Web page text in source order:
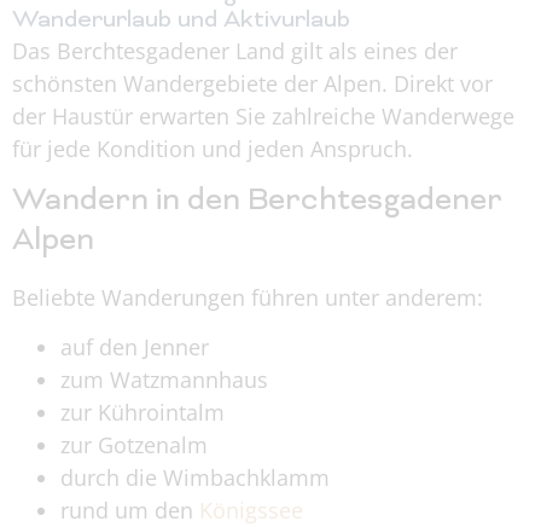
Wanderurlaub und Aktivurlaub
Das Berchtesgadener Land gilt als eines der
schönsten Wandergebiete der Alpen. Direkt vor
der Haustür erwarten Sie zahlreiche Wanderwege
für jede Kondition und jeden Anspruch.
Wandern in den Berchtesgadener
Alpen
Beliebte Wanderungen führen unter anderem:
auf den Jenner
zum Watzmannhaus
zur Kührointalm
zur Gotzenalm
durch die Wimbachklamm
rund um den Königssee